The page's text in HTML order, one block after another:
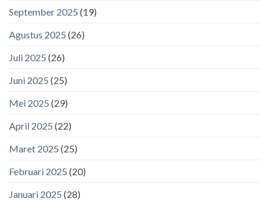
September 2025 (19)
Agustus 2025 (26)
Juli 2025 (26)
Juni 2025 (25)
Mei 2025 (29)
April 2025 (22)
Maret 2025 (25)
Februari 2025 (20)
Januari 2025 (28)